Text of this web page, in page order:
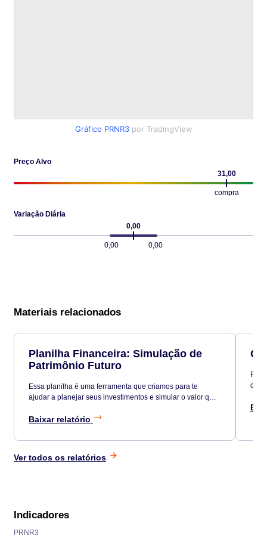
Gráfico PRNR3 por TradingView
Preço Alvo
31,00
compra
Variação Diária
0,00
0,00 0,00
Materiais relacionados
Planilha Financeira: Simulação de
Patrimônio Futuro
Essa planilha é uma ferramenta que criamos para te
ajudar a planejar seus investimentos e simular o valor que
e tempo investidos.
Baixar relatório
Ver todos os relatórios
Indicadores
PRNR3